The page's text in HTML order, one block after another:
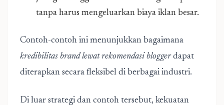
tanpa harus mengeluarkan biaya iklan besar.
Contoh-contoh ini menunjukkan bagaimana
kredibilitas brand lewat rekomendasi bloggerdapat
diterapkan secara fleksibel di berbagai industri.
Di luar strategi dan contoh tersebut, kekuatan